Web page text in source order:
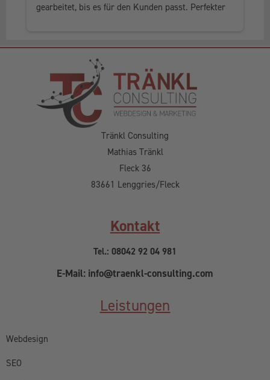
gearbeitet, bis es für den Kunden passt. Perfekter
Tränkl Consulting
Mathias Tränkl
Fleck 36
83661 Lenggries/Fleck
Kontakt
Tel.: 08042 92 04 981
E-Mail: info@traenkl-consulting.com
Leistungen
Webdesign
SEO